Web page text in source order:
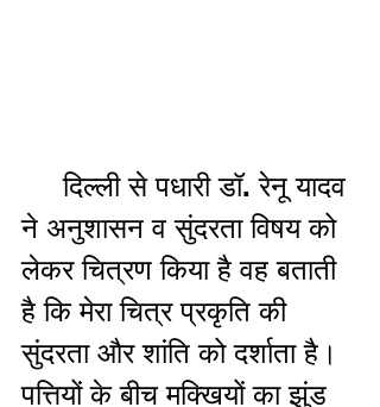
     दिल्ली से पधारी डॉ. रेनू यादव
ने अनुशासन व सुंदरता विषय को
लेकर चित्रण किया है वह बताती
है कि मेरा चित्र प्रकृति की
सुंदरता और शांति को दर्शाता है।
पत्तियों के बीच मक्खियों का झुंड